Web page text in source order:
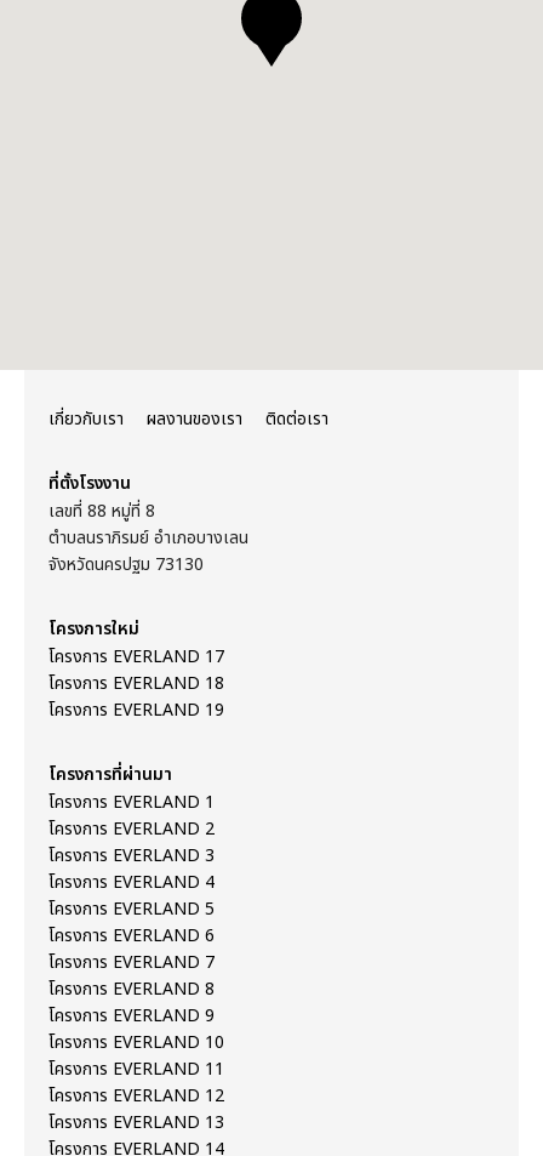
เกี่ยวกับเรา ผลงานของเรา ติดต่อเรา
ที่ตั้งโรงงาน
เลขที่ 88 หมู่ที่ 8
ตำบลนราภิรมย์ อำเภอบางเลน
จังหวัดนครปฐม 73130
โครงการใหม่
โครงการ EVERLAND 17
โครงการ EVERLAND 18
โครงการ EVERLAND 19
โครงการที่ผ่านมา
โครงการ EVERLAND 1
โครงการ EVERLAND 2
โครงการ EVERLAND 3
โครงการ EVERLAND 4
โครงการ EVERLAND 5
โครงการ EVERLAND 6
โครงการ EVERLAND 7
โครงการ EVERLAND 8
โครงการ EVERLAND 9
โครงการ EVERLAND 10
โครงการ EVERLAND 11
โครงการ EVERLAND 12
โครงการ EVERLAND 13
โครงการ EVERLAND 14